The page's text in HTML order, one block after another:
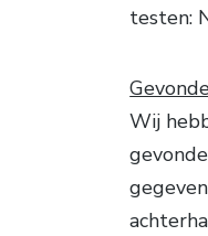
testen:
Wij